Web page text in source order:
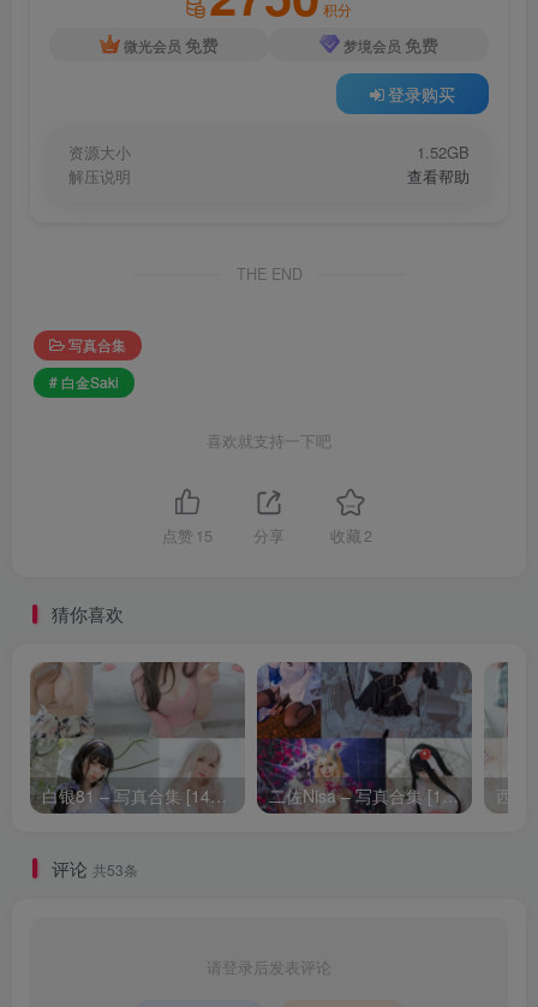
积分
微光会员 免费 梦境会员 免费
登录购买
资源大小
1.52GB
解压说明
查看帮助
THE END
写真合集
# 白金Saki
喜欢就支持一下吧
点赞 15 分享 收藏 2
猜你喜欢
白银81 – 写真合集 [142套] [持续更新] 二佐Nisa – 写真合集 [188套] [持续更新]
评论 共53条
请登录后发表评论